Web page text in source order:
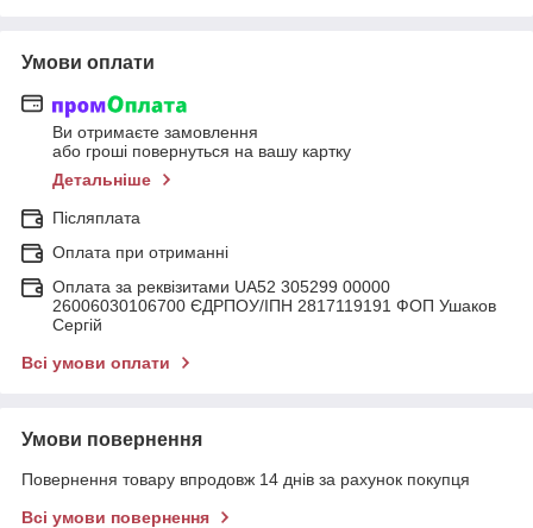
Умови оплати
Ви отримаєте замовлення
або гроші повернуться на вашу картку
Детальніше
Післяплата
Оплата при отриманні
Оплата за реквізитами UA52 305299 00000
26006030106700 ЄДРПОУ/ІПН 2817119191 ФОП Ушаков
Сергій
Всі умови оплати
Умови повернення
Повернення товару впродовж 14 днів за рахунок покупця
Всі умови повернення